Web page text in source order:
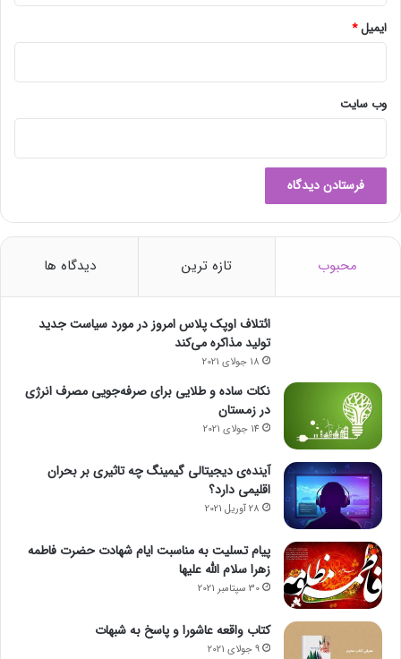
بنابراین داخلی سازی ماشین الات و تجهیزات معدنی ذکر شده و
تامین نیاز شرکتهای معدنی به این ماشین الات نیازمند انجام فرایند
تا سال 1404 به بار خواهد نشست.
ایمیل*
وب‌ سایت
محبوب تازه ترین دیدگاه ها
ائتلاف اوپک پلاس امروز در مورد سیاست جدید
تولید مذاکره می‌کند
18 جولای 2021
نکات ساده و طلایی برای صرفه‌جویی مصرف انرژی
در زمستان
14 جولای 2021
آینده‌ی دیجیتالی گیمینگ چه تاثیری بر بحران
اقلیمی دارد؟
28 آوریل 2021
پیام تسلیت به مناسبت ایام شهادت حضرت فاطمه
زهرا سلام الله علیها
30 سپتامبر 2021
کتاب واقعه عاشورا و پاسخ به شبهات
9 جولای 2021